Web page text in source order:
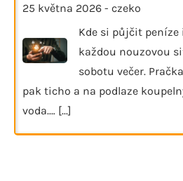
25 května 2026 - czeko
Kde si půjčit peníze
každou nouzovou
sobotu večer.
pak ticho a na podlaze
voda.… [...]